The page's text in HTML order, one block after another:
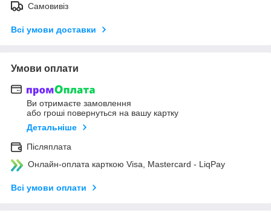
Самовивіз
Всі умови доставки
Умови оплати
Ви отримаєте замовлення
або гроші повернуться на вашу картку
Детальніше
Післяплата
Онлайн-оплата карткою Visa, Mastercard - LiqPay
Всі умови оплати